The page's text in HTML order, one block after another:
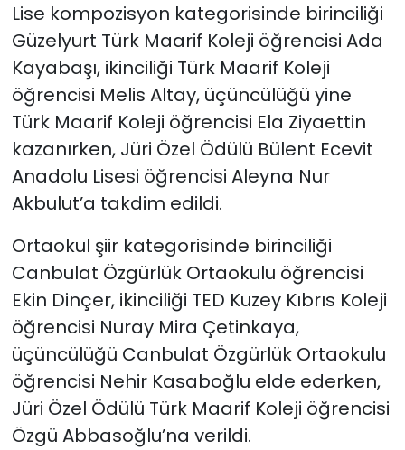
Lise kompozisyon kategorisinde birinciliği
Güzelyurt Türk Maarif Koleji öğrencisi Ada
Kayabaşı, ikinciliği Türk Maarif Koleji
öğrencisi Melis Altay, üçüncülüğü yine
Türk Maarif Koleji öğrencisi Ela Ziyaettin
kazanırken, Jüri Özel Ödülü Bülent Ecevit
Anadolu Lisesi öğrencisi Aleyna Nur
Akbulut’a takdim edildi.
Ortaokul şiir kategorisinde birinciliği
Canbulat Özgürlük Ortaokulu öğrencisi
Ekin Dinçer, ikinciliği TED Kuzey Kıbrıs Koleji
öğrencisi Nuray Mira Çetinkaya,
üçüncülüğü Canbulat Özgürlük Ortaokulu
öğrencisi Nehir Kasaboğlu elde ederken,
Jüri Özel Ödülü Türk Maarif Koleji öğrencisi
Özgü Abbasoğlu’na verildi.